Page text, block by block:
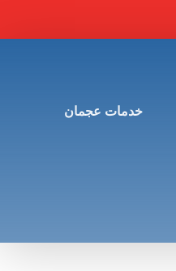
خدمات عجمان